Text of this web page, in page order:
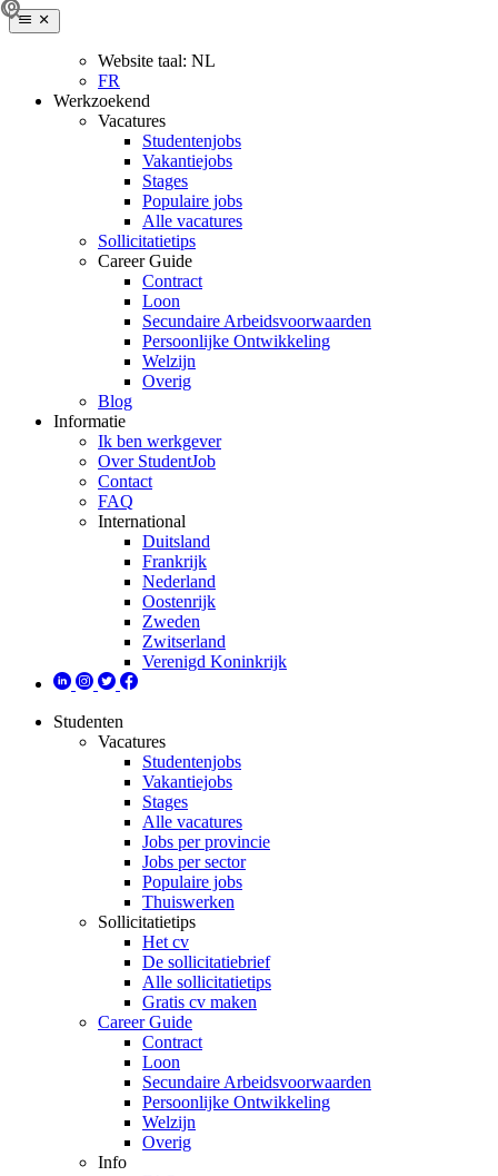
Website taal: NL
FR
Werkzoekend
Vacatures
Studentenjobs
Vakantiejobs
Stages
Populaire jobs
Alle vacatures
Sollicitatietips
Career Guide
Contract
Loon
Secundaire Arbeidsvoorwaarden
Persoonlijke Ontwikkeling
Welzijn
Overig
Blog
Informatie
Ik ben werkgever
Over StudentJob
Contact
FAQ
International
Duitsland
Frankrijk
Nederland
Oostenrijk
Zweden
Zwitserland
Verenigd Koninkrijk
Studenten
Vacatures
Studentenjobs
Vakantiejobs
Stages
Alle vacatures
Jobs per provincie
Jobs per sector
Populaire jobs
Thuiswerken
Sollicitatietips
Het cv
De sollicitatiebrief
Alle sollicitatietips
Gratis cv maken
Career Guide
Contract
Loon
Secundaire Arbeidsvoorwaarden
Persoonlijke Ontwikkeling
Welzijn
Overig
Info